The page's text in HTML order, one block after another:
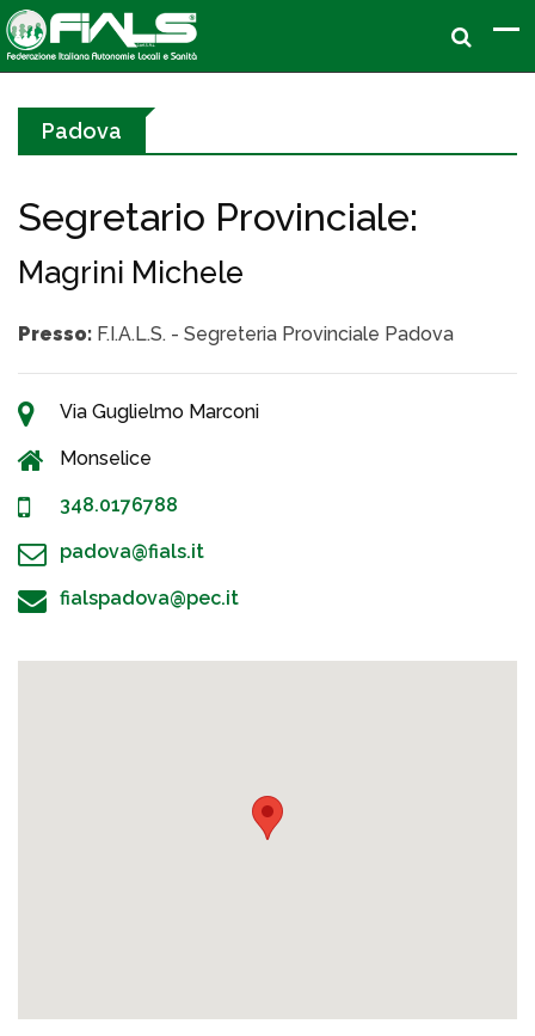
Padova
Segretario Provinciale:
Magrini Michele
Presso: F.I.A.L.S. - Segreteria Provinciale Padova
Via Guglielmo Marconi
Monselice
348.0176788
padova@fials.it
fialspadova@pec.it